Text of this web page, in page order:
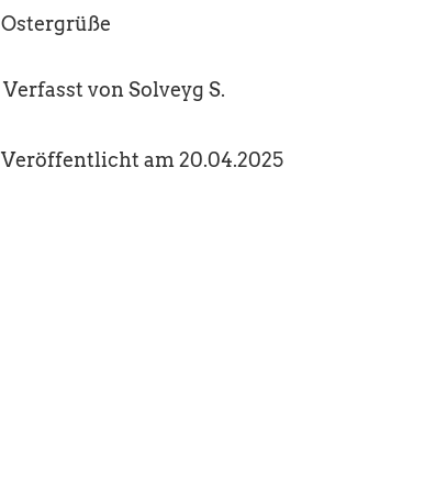
Ostergrüße
Verfasst von Solveyg S.
Veröffentlicht am 20.04.2025